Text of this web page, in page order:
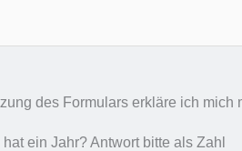
des Formulars erkläre ich
ein Jahr? Antwort bitte als Zahl